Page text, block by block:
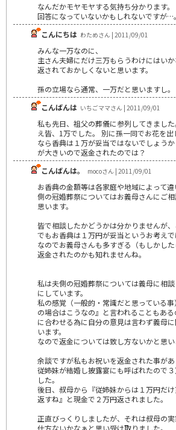
なんだかモヤモヤする気持ち分かります。
回答になっていないかもしれないですが…。
こんにちは わためさん | 2011/09/01
みんな一万なのに、
主さん夫婦にだけ三万もらうわけにはいか
返されておかしくないと思います。
孫の立場なら通常、一万だと思いますし。
こんばんは いちごママさん | 2011/09/01
私も先日、祖父の葬儀に参列してきまし
え皆、1万でした。 別に孫一同でお花を
なら香典は１万が妥当ではないでしょう
が大きいので返金されたのでは？
こんばんは。
mocoさん | 2011/09/01
お香典の金額等は各家庭や地域によって
側の冠婚葬祭についてはお義母さんにご
思います。
皆で相談したかどうかは分かりませんが
でもお香典は１万円が妥当というお考え
なのでお義母さんも多すぎる（もしかし
返金されたのかも知れませんね。
私は夫側の冠婚葬祭については義母に相
にしています。
私の感覚（一般的・常識だと思っている
の場合はこうなの』と言われることもあ
に合わせる為に自分の意見は言わず義母
います。
なので返金については致し方ないかと思い
余談ですが私もお祝いを返金された事があ
従姉妹が結婚し披露宴にも呼ばれたので
した。
後日、叔母から『従姉妹からは１万円だ
返すね』と現金で２万円返されました。
正直びっくりしましたが、それは叔母の
仕方ないかなぁと思い受け取りました。